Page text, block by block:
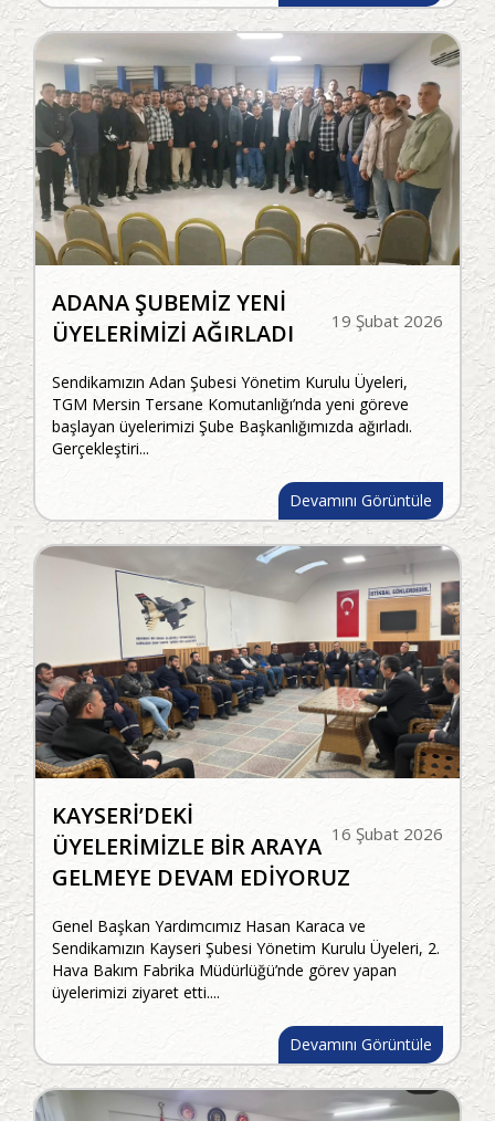
19 Şubat 2026
ADANA ŞUBEMİZ YENİ
ÜYELERİMİZİ AĞIRLADI
Sendikamızın Adan Şubesi Yönetim Kurulu Üyeleri,
TGM Mersin Tersane Komutanlığı’nda yeni göreve
başlayan üyelerimizi Şube Başkanlığımızda ağırladı.
Gerçekleştiri...
Devamını Görüntüle
16 Şubat 2026
KAYSERİ’DEKİ
ÜYELERİMİZLE BİR ARAYA
GELMEYE DEVAM EDİYORUZ
Genel Başkan Yardımcımız Hasan Karaca ve
Sendikamızın Kayseri Şubesi Yönetim Kurulu Üyeleri, 2.
Hava Bakım Fabrika Müdürlüğü’nde görev yapan
üyelerimizi ziyaret etti....
Devamını Görüntüle